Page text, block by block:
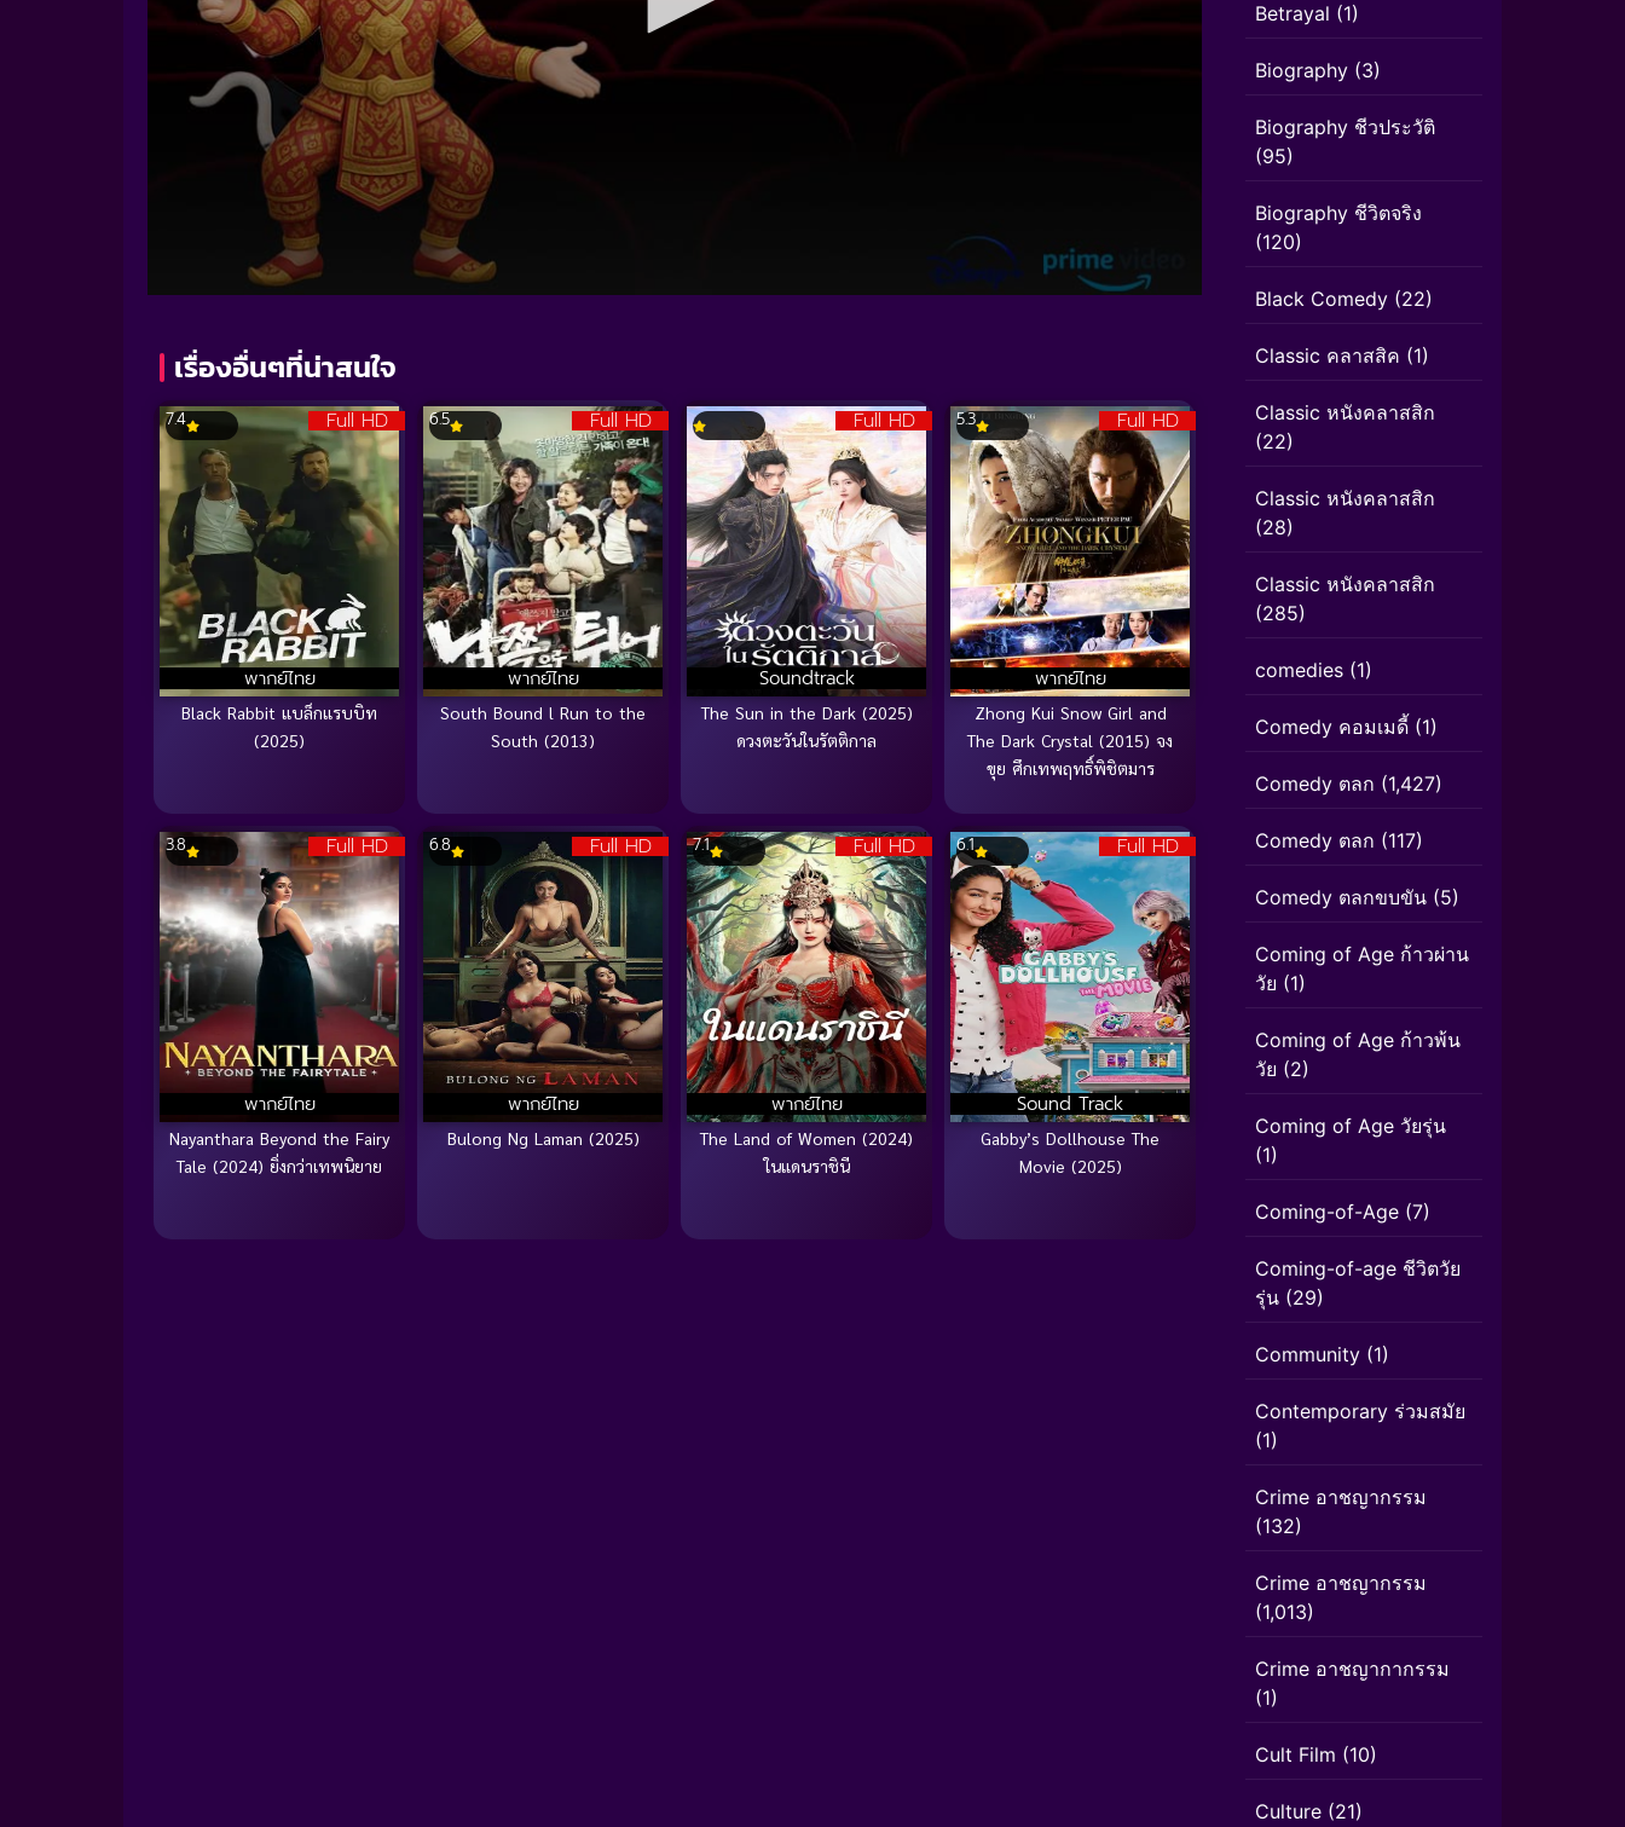
เรื่องอื่นๆที่น่าสนใจ
Full HD
พากย์ไทย
7.4
Black Rabbit แบล็กแรบบิท
(2025)
Full HD
พากย์ไทย
6.5
South Bound l Run to the
South (2013)
Full HD
Soundtrack
The Sun in the Dark (2025)
ดวงตะวันในรัตติกาล
Full HD
พากย์ไทย
5.3
Zhong Kui Snow Girl and
The Dark Crystal (2015) จง
ขุย ศึกเทพฤทธิ์พิชิตมาร
Full HD
พากย์ไทย
3.8
Nayanthara Beyond the Fairy
Tale (2024) ยิ่งกว่าเทพนิยาย
Full HD
พากย์ไทย
6.8
Bulong Ng Laman (2025)
Full HD
พากย์ไทย
7.1
The Land of Women (2024)
ในแดนราชินี
Full HD
Sound Track
6.1
Gabby’s Dollhouse The
Movie (2025)
Betrayal (1)
Biography (3)
Biography ชีวประวัติ
(95)
Biography ชีวิตจริง
(120)
Black Comedy (22)
Classic คลาสสิค (1)
Classic หนังคลาสสิก
(22)
Classic หนังคลาสสิก
(28)
Classic หนังคลาสสิก
(285)
comedies (1)
Comedy คอมเมดี้ (1)
Comedy ตลก (1,427)
Comedy ตลก (117)
Comedy ตลกขบขัน (5)
Coming of Age ก้าวผ่าน
วัย (1)
Coming of Age ก้าวพ้น
วัย (2)
Coming of Age วัยรุ่น
(1)
Coming-of-Age (7)
Coming-of-age ชีวิตวัย
รุ่น (29)
Community (1)
Contemporary ร่วมสมัย
(1)
Crime อาชญากรรม
(132)
Crime อาชญากรรม
(1,013)
Crime อาชญากากรรม
(1)
Cult Film (10)
Culture (21)